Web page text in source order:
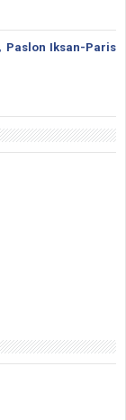
Paslon Iksan-Paris